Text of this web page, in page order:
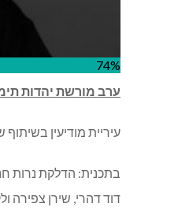
74%
ערב מורשת יהדות
עיריית מודיעין
בתכנית: הדלקת נרות
דוד דהרי, שירן צפירה